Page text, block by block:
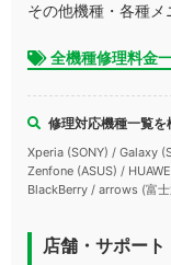
その他機種・各種メ
全機種修理料金
修理対応機種一覧を
Xperia (SONY) / Galaxy
Zenfone (ASUS) /
BlackBerry / arrows (富
店舗・サポート